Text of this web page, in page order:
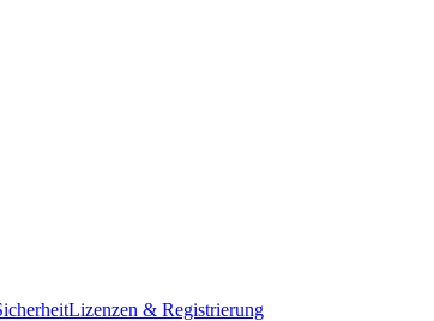
Lizenzen & Registrierung